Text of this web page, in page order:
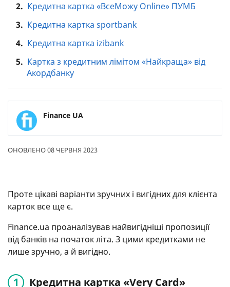
2. Кредитна картка «ВсеМожу Online» ПУМБ
3. Кредитна картка sportbank
4. Кредитна картка izibank
5. Картка з кредитним лімітом «Найкраща» від
Акордбанку
Finance UA
ОНОВЛЕНО 08 ЧЕРВНЯ 2023
Проте цікаві варіанти зручних і вигідних для клієнта
карток все ще є.
Finance.ua проаналізував найвигідніші пропозиції
від банків на початок літа. З цими кредитками не
лише зручно, а й вигідно.
Кредитна картка «Very Card»